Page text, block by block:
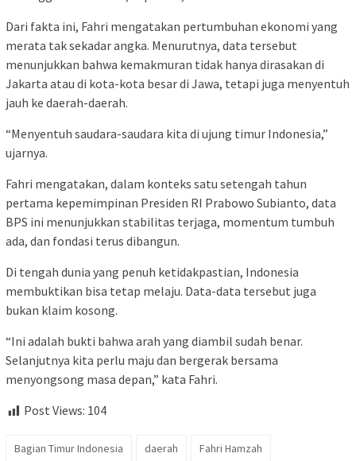
Dari fakta ini, Fahri mengatakan pertumbuhan ekonomi yang
merata tak sekadar angka. Menurutnya, data tersebut
menunjukkan bahwa kemakmuran tidak hanya dirasakan di
Jakarta atau di kota-kota besar di Jawa, tetapi juga menyentuh
jauh ke daerah-daerah.
“Menyentuh saudara-saudara kita di ujung timur Indonesia,”
ujarnya.
Fahri mengatakan, dalam konteks satu setengah tahun
pertama kepemimpinan Presiden RI Prabowo Subianto, data
BPS ini menunjukkan stabilitas terjaga, momentum tumbuh
ada, dan fondasi terus dibangun.
Di tengah dunia yang penuh ketidakpastian, Indonesia
membuktikan bisa tetap melaju. Data-data tersebut juga
bukan klaim kosong.
“Ini adalah bukti bahwa arah yang diambil sudah benar.
Selanjutnya kita perlu maju dan bergerak bersama
menyongsong masa depan,” kata Fahri.
Post Views: 104
Bagian Timur Indonesia daerah
Fahri Hamzah